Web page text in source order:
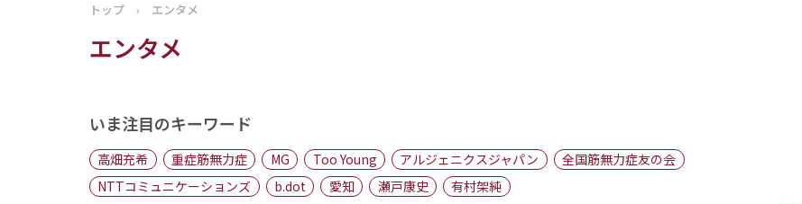
トップページ
地域
キーパーソン
棋王戦
トップ › エンタメ
エンタメ
いま注目のキーワード
高畑充希 重症筋無力症 MG Too Young アルジェニクスジャパン
全国筋無力症友の会
NTTコミュニケーションズ
b.dot 愛知 瀬戸康史
有村架純